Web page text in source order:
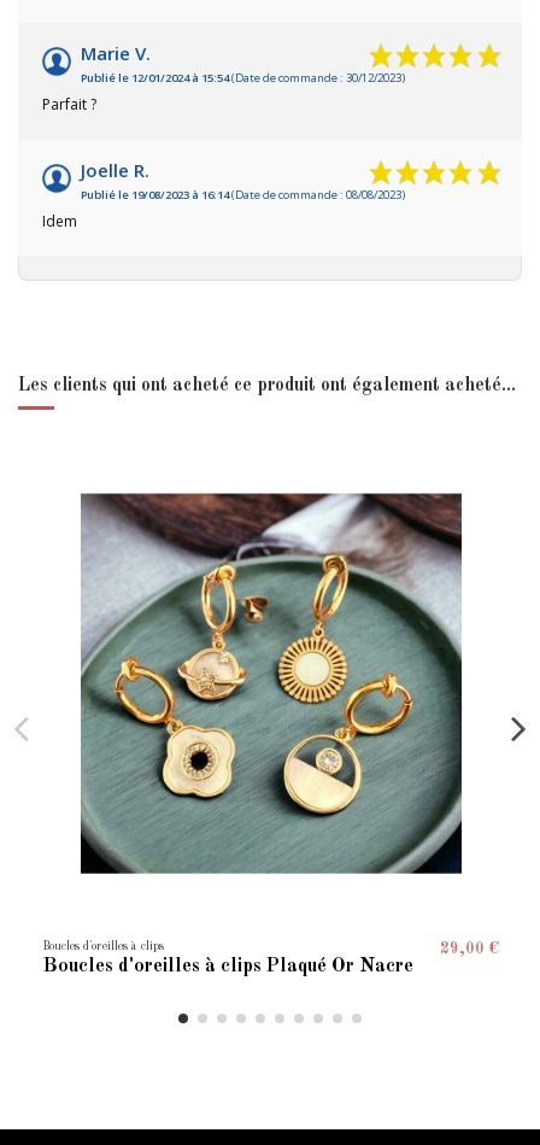
Marie V.
Publié le 12/01/2024 à 15:54(Date de commande : 30/12/2023)
Parfait ?
Joelle R.
Publié le 19/08/2023 à 16:14(Date de commande : 08/08/2023)
Idem
Les clients qui ont acheté ce produit ont également acheté...
Boucles d'oreilles à clips
Boucles d'oreilles à clips Plaqué Or Nacre
29,00 €